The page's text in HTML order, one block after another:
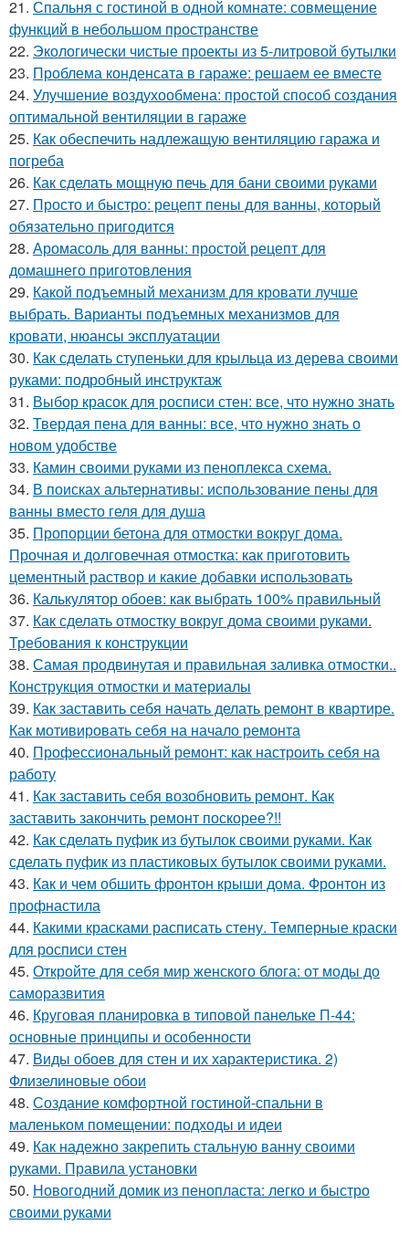
21. Спальня с гостиной в одной комнате: совмещение
функций в небольшом пространстве
22. Экологически чистые проекты из 5-литровой бутылки
23. Проблема конденсата в гараже: решаем ее вместе
24. Улучшение воздухообмена: простой способ создания
оптимальной вентиляции в гараже
25. Как обеспечить надлежащую вентиляцию гаража и
погреба
26. Как сделать мощную печь для бани своими руками
27. Просто и быстро: рецепт пены для ванны, который
обязательно пригодится
28. Аромасоль для ванны: простой рецепт для
домашнего приготовления
29. Какой подъемный механизм для кровати лучше
выбрать. Варианты подъемных механизмов для
кровати, нюансы эксплуатации
30. Как сделать ступеньки для крыльца из дерева своими
руками: подробный инструктаж
31. Выбор красок для росписи стен: все, что нужно знать
32. Твердая пена для ванны: все, что нужно знать о
новом удобстве
33. Камин своими руками из пеноплекса схема.
34. В поисках альтернативы: использование пены для
ванны вместо геля для душа
35. Пропорции бетона для отмостки вокруг дома.
Прочная и долговечная отмостка: как приготовить
цементный раствор и какие добавки использовать
36. Калькулятор обоев: как выбрать 100% правильный
37. Как сделать отмостку вокруг дома своими руками.
Требования к конструкции
38. Самая продвинутая и правильная заливка отмостки..
Конструкция отмостки и материалы
39. Как заставить себя начать делать ремонт в квартире.
Как мотивировать себя на начало ремонта
40. Профессиональный ремонт: как настроить себя на
работу
41. Как заставить себя возобновить ремонт. Как
заставить закончить ремонт поскорее?!!
42. Как сделать пуфик из бутылок своими руками. Как
сделать пуфик из пластиковых бутылок своими руками.
43. Как и чем обшить фронтон крыши дома. Фронтон из
профнастила
44. Какими красками расписать стену. Темперные краски
для росписи стен
45. Откройте для себя мир женского блога: от моды до
саморазвития
46. Круговая планировка в типовой панельке П-44:
основные принципы и особенности
47. Виды обоев для стен и их характеристика. 2)
Флизелиновые обои
48. Создание комфортной гостиной-спальни в
маленьком помещении: подходы и идеи
49. Как надежно закрепить стальную ванну своими
руками. Правила установки
50. Новогодний домик из пенопласта: легко и быстро
своими руками